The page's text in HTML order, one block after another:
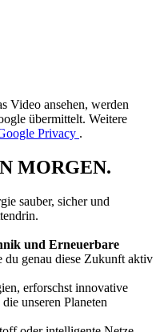
Video ansehen, werden
übermittelt. Weitere
Privacy .
MORGEN.
sauber, sicher und
und Erneuerbare
du genau diese Zukunft aktiv
erforschst innovative
unseren Planeten